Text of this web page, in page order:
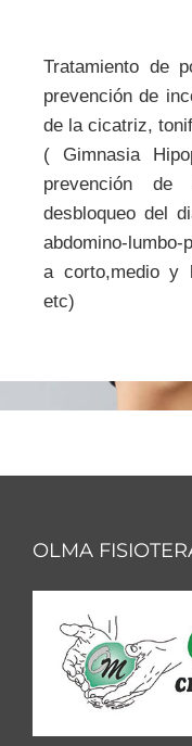
Tratamiento de
prevención de
de la cicatriz,
( Gimnasia
prevención de
desbloqueo del
abdomino-
a corto,medio y
etc)
OLMA